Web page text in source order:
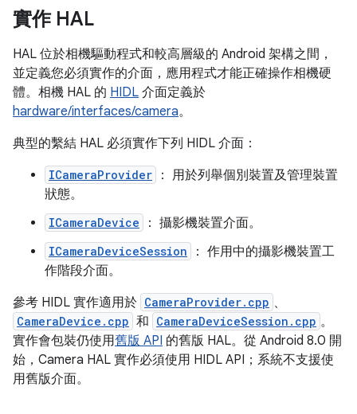
實作 HAL
HAL 位於相機驅動程式和較高層級的 Android 架構之間，
並定義您必須實作的介面，應用程式才能正確操作相機硬
體。相機 HAL 的 HIDL 介面定義於
hardware/interfaces/camera。
典型的繫結 HAL 必須實作下列 HIDL 介面：
ICameraProvider
： 用於列舉個別裝置及管理裝置
狀態。
ICameraDevice ： 攝影機裝置介面。
ICameraDeviceSession
： 作用中的攝影機裝置工
作階段介面。
參考 HIDL 實作適用於 CameraProvider.cpp 、
CameraDevice.cpp 和 CameraDeviceSession.cpp 。
實作會包裝仍使用舊版 API 的舊版 HAL。從 Android 8.0 開
始，Camera HAL 實作必須使用 HIDL API；系統不支援使
用舊版介面。